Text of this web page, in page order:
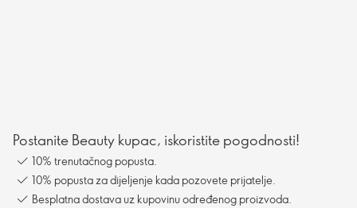
Postanite Beauty kupac, iskoristite pogodnosti!
10% trenutačnog popusta.
10% popusta za dijeljenje kada pozovete prijatelje.
Besplatna dostava uz kupovinu određenog proizvoda.